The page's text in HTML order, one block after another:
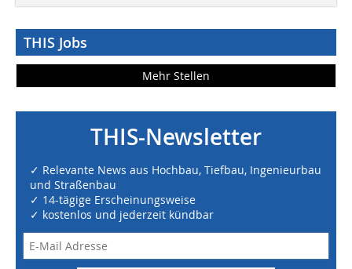
THIS Jobs
Mehr Stellen
THIS-Newsletter
✓ Relevante News aus Hochbau, Tiefbau, Ingenieurbau
und Straßenbau
✓ 14-tägige Erscheinungsweise
✓ kostenlos und jederzeit kündbar